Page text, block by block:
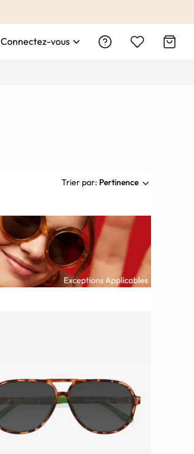
Connectez-vous
Trier par: Pertinence